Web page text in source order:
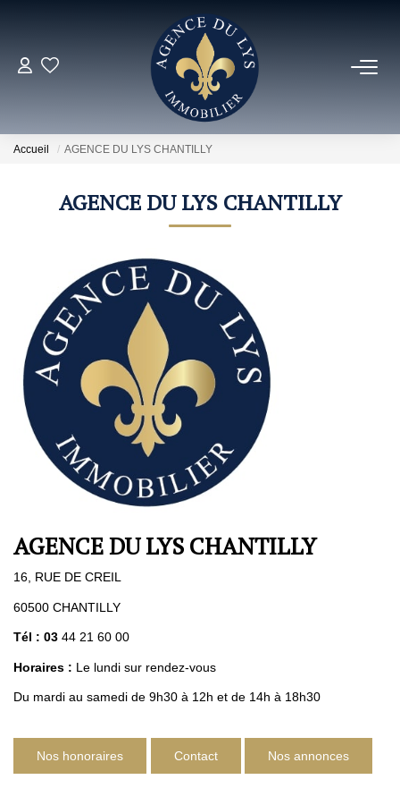
ACHETER
Louer
NOS NOUVEAUTÉS
ESTIMER
NOS AGENCES
Nos Agences
Contact
Avis Clients
Actualités
ALERTE IMMO
Accueil AGENCE DU LYS CHANTILLY
AGENCE DU LYS CHANTILLY
AGENCE DU LYS CHANTILLY
16, RUE DE CREIL
60500 CHANTILLY
Tél : 03 44 21 60 00
Horaires : Le lundi sur rendez-vous
Du mardi au samedi de 9h30 à 12h et de 14h à 18h30
Nos honoraires Contact Nos annonces